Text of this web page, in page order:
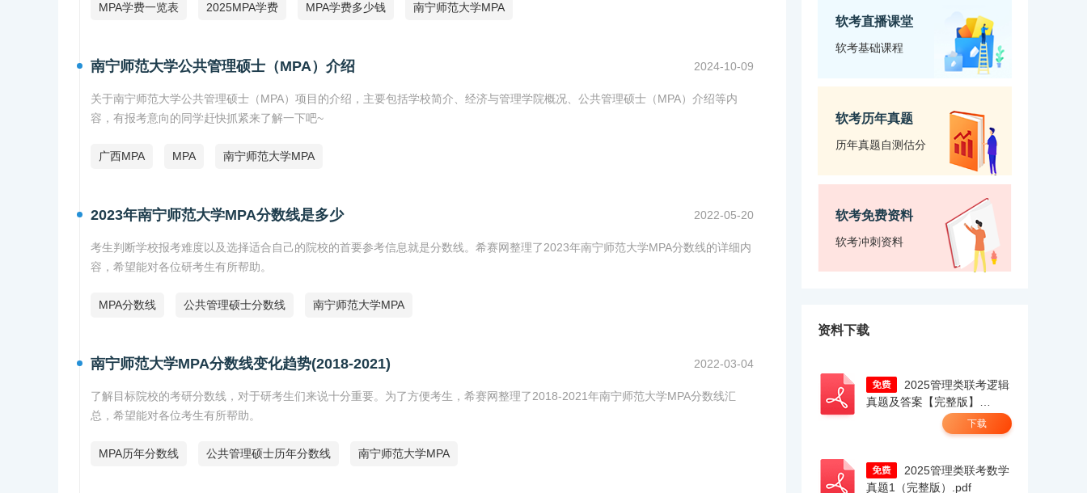
MPA学费一览表 2025MPA学费 MPA学费多少钱 南宁师范大学MPA
南宁师范大学公共管理硕士（MPA）介绍 2024-10-09
关于南宁师范大学公共管理硕士（MPA）项目的介绍，主要包括学校简介、经济与管理学院概况、公共管理硕士（MPA）介绍等内
容，有报考意向的同学赶快抓紧来了解一下吧~
广西MPA MPA 南宁师范大学MPA
2023年南宁师范大学MPA分数线是多少 2022-05-20
考生判断学校报考难度以及选择适合自己的院校的首要参考信息就是分数线。希赛网整理了2023年南宁师范大学MPA分数线的详细内
容，希望能对各位研考生有所帮助。
MPA分数线 公共管理硕士分数线 南宁师范大学MPA
南宁师范大学MPA分数线变化趋势(2018-2021) 2022-03-04
了解目标院校的考研分数线，对于研考生们来说十分重要。为了方便考生，希赛网整理了2018-2021年南宁师范大学MPA分数线汇
总，希望能对各位考生有所帮助。
MPA历年分数线 公共管理硕士历年分数线 南宁师范大学MPA
软考直播课堂
软考基础课程
软考历年真题
历年真题自测估分
软考免费资料
软考冲刺资料
资料下载
真题及答案【完整版】
下载
真题1（完整版）.pdf